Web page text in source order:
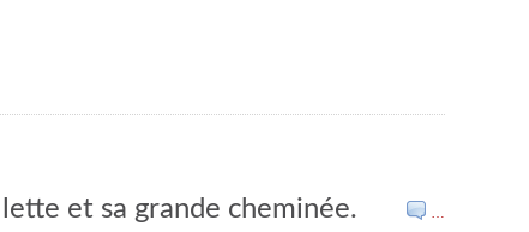
…
et sa grande cheminée.